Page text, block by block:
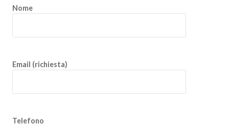
Nome
Email (richiesta)
Telefono